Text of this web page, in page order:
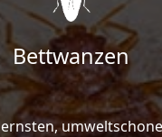
Bettwanzen